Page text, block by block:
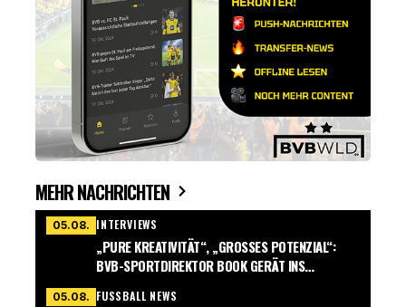
MEHR NACHRICHTEN
05.08. INTERVIEWS
„PURE KREATIVITÄT“, „GROSSES POTENZIAL“: B
VB-SPORTDIREKTOR BOOK GERÄT INS S
05.08. FUSSBALL NEWS